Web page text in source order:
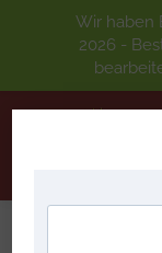
Wir haben
2026 -